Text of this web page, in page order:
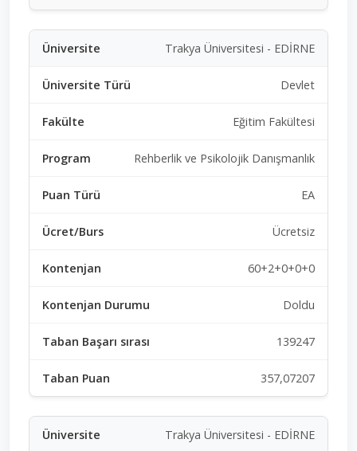
Trakya Üniversitesi - EDİRNE
Devlet
Eğitim Fakültesi
Rehberlik ve Psikolojik Danışmanlık
EA
Ücretsiz
60+2+0+0+0
Doldu
139247
357,07207
Trakya Üniversitesi - EDİRNE